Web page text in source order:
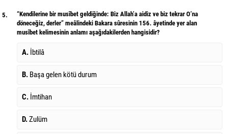
5.
“Kendilerine bir musîbet geldiğinde: Biz Allah’a aidiz ve biz tekrar O’na
döneceğiz, derler” meâlindeki Bakara sûresinin 156. âyetinde yer alan
musîbet kelimesinin anlamı aşağıdakilerden hangisidir?
A. İbtilâ
B. Başa gelen kötü durum
C. İmtihan
D.Zulüm